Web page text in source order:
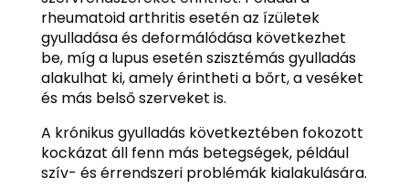
rheumatoid arthritis esetén az ízületek
gyulladása és deformálódása következhet
be, míg a lupus esetén szisztémás gyulladás
alakulhat ki, amely érintheti a bőrt, a veséket
és más belső szerveket is.
A krónikus gyulladás következtében fokozott
kockázat áll fenn más betegségek, például
szív- és érrendszeri problémák kialakulására.